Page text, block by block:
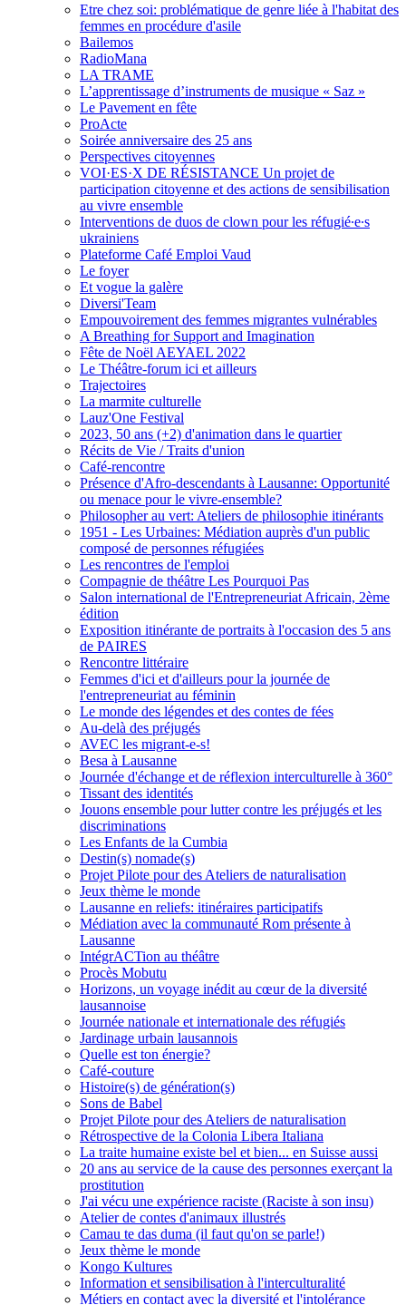
Etre chez soi: problématique de genre liée à l'habitat des
femmes en procédure d'asile
Bailemos
RadioMana
LA TRAME
L’apprentissage d’instruments de musique « Saz »
Le Pavement en fête
ProActe
Soirée anniversaire des 25 ans
Perspectives citoyennes
VOI·ES·X DE RÉSISTANCE Un projet de
participation citoyenne et des actions de sensibilisation
au vivre ensemble
Interventions de duos de clown pour les réfugié∙e∙s
ukrainiens
Plateforme Café Emploi Vaud
Le foyer
Et vogue la galère
Diversi'Team
Empouvoirement des femmes migrantes vulnérables
A Breathing for Support and Imagination
Fête de Noël AEYAEL 2022
Le Théâtre-forum ici et ailleurs
Trajectoires
La marmite culturelle
Lauz'One Festival
2023, 50 ans (+2) d'animation dans le quartier
Récits de Vie / Traits d'union
Café-rencontre
Présence d'Afro-descendants à Lausanne: Opportunité
ou menace pour le vivre-ensemble?
Philosopher au vert: Ateliers de philosophie itinérants
1951 - Les Urbaines: Médiation auprès d'un public
composé de personnes réfugiées
Les rencontres de l'emploi
Compagnie de théâtre Les Pourquoi Pas
Salon international de l'Entrepreneuriat Africain, 2ème
édition
Exposition itinérante de portraits à l'occasion des 5 ans
de PAIRES
Rencontre littéraire
Femmes d'ici et d'ailleurs pour la journée de
l'entrepreneuriat au féminin
Le monde des légendes et des contes de fées
Au-delà des préjugés
AVEC les migrant-e-s!
Besa à Lausanne
Journée d'échange et de réflexion interculturelle à 360°
Tissant des identités
Jouons ensemble pour lutter contre les préjugés et les
discriminations
Les Enfants de la Cumbia
Destin(s) nomade(s)
Projet Pilote pour des Ateliers de naturalisation
Jeux thème le monde
Lausanne en reliefs: itinéraires participatifs
Médiation avec la communauté Rom présente à
Lausanne
IntégrACTion au théâtre
Procès Mobutu
Horizons, un voyage inédit au cœur de la diversité
lausannoise
Journée nationale et internationale des réfugiés
Jardinage urbain lausannois
Quelle est ton énergie?
Café-couture
Histoire(s) de génération(s)
Sons de Babel
Projet Pilote pour des Ateliers de naturalisation
Rétrospective de la Colonia Libera Italiana
La traite humaine existe bel et bien... en Suisse aussi
20 ans au service de la cause des personnes exerçant la
prostitution
J'ai vécu une expérience raciste (Raciste à son insu)
Atelier de contes d'animaux illustrés
Camau te das duma (il faut qu'on se parle!)
Jeux thème le monde
Kongo Kultures
Information et sensibilisation à l'interculturalité
Métiers en contact avec la diversité et l'intolérance